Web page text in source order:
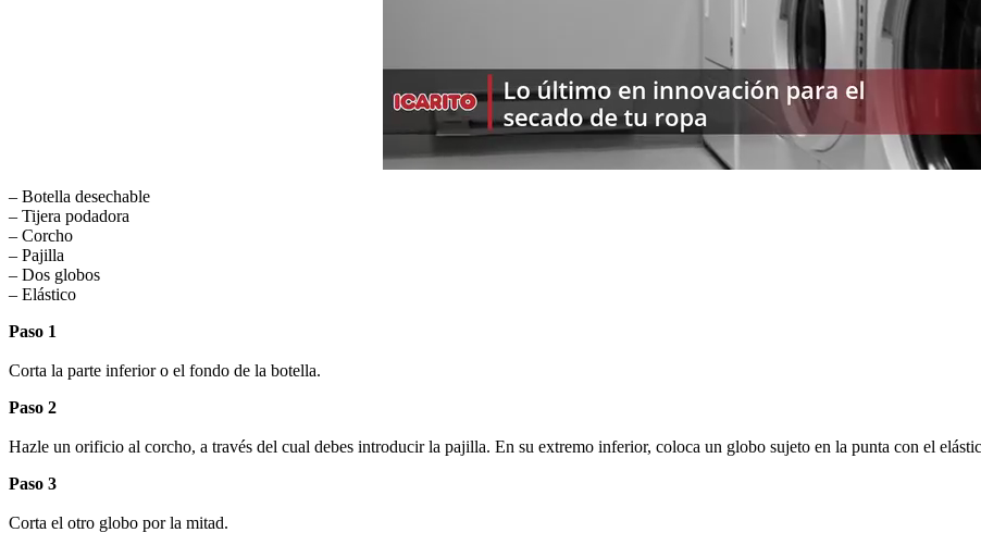
– Botella desechable
– Tijera podadora
– Corcho
– Pajilla
– Dos globos
– Elástico
Paso 1
Corta la parte inferior o el fondo de la botella.
Paso 2
Hazle un orificio al corcho, a través del cual debes introducir la pajilla. En su extremo inferior, coloca un globo sujeto en la punta con el
Paso 3
Corta el otro globo por la mitad.